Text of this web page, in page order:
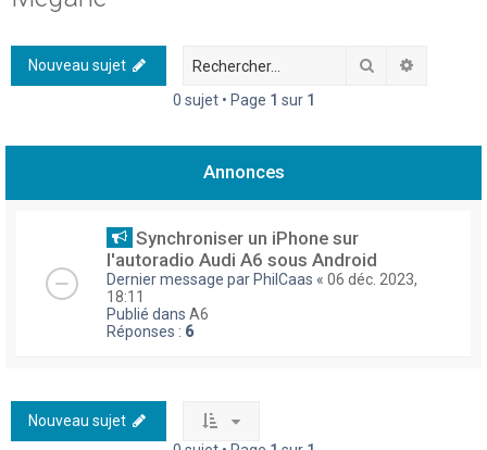
h
r
Nouveau sujet Rechercher
0 sujet • Page 1 sur 1
Annonces
Synchroniser un iPhone sur
l'autoradio Audi A6 sous Android
Dernier message par PhilCaas « 06 déc. 2023,
18:11
Publié dans A6
Réponses : 6
Nouveau sujet